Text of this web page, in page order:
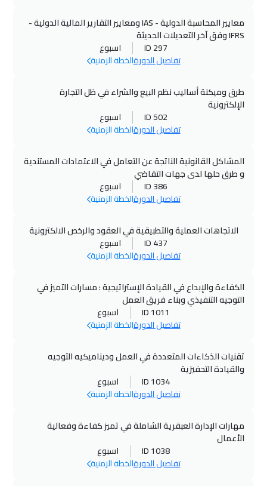
معايير المحاسبة الدولية - IAS ومعايير التقارير المالية الدولية -
IFRS وفق آخر التعديلات الحديثة
ID 297
اسبوع
تفاصيل الدورةالخطة الزمنية
طرق وميكنة أساليب نظم البيع والشراء في ظل التجارة
الإلكترونية
ID 502
اسبوع
تفاصيل الدورةالخطة الزمنية
المشاكل القانونية الناتجة عن التعامل في الاعتمادات المستندية
و طرق حلها لدى جهات التقاضي
ID 386
اسبوع
تفاصيل الدورةالخطة الزمنية
الاتجاهات العملية والتطبيقية في العقود والرخص الالكترونية
ID 437
اسبوع
تفاصيل الدورةالخطة الزمنية
الكفاءة والإبداع في القيادة الإستراتيجية : مسارات التميز في
التوجيه التنفيذي وبناء فريق العمل
ID 1011
اسبوع
تفاصيل الدورةالخطة الزمنية
تقنيات الذكاءات المتعددة في العمل وديناميكيه التوجيه
والقيادة التحفيزية
ID 1034
اسبوع
تفاصيل الدورةالخطة الزمنية
مهارات الإدارة العبقرية الشاملة في تميز كفاءة وفعالية
الأعمال
ID 1038
اسبوع
تفاصيل الدورةالخطة الزمنية